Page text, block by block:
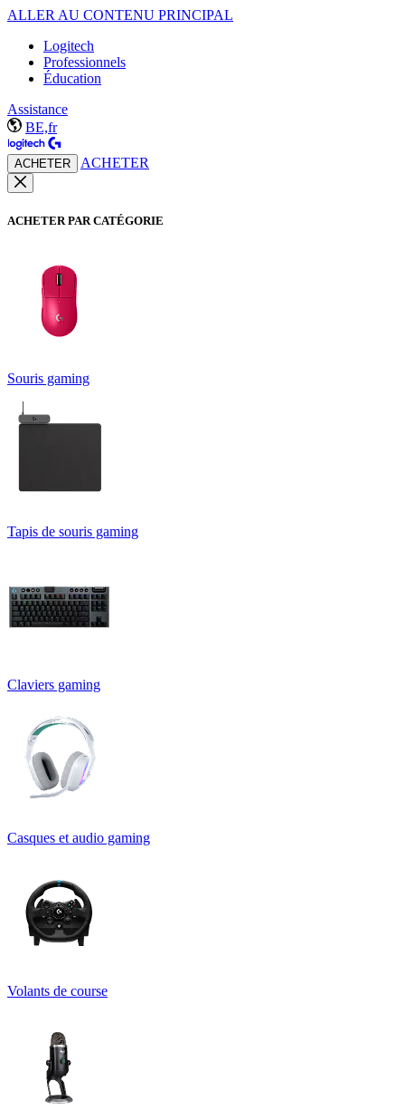
ALLER AU CONTENU PRINCIPAL
Logitech
Professionnels
Éducation
Assistance
BE,fr
ACHETER ACHETER
ACHETER PAR CATÉGORIE
Souris gaming
Tapis de souris gaming
Claviers gaming
Casques et audio gaming
Volants de course